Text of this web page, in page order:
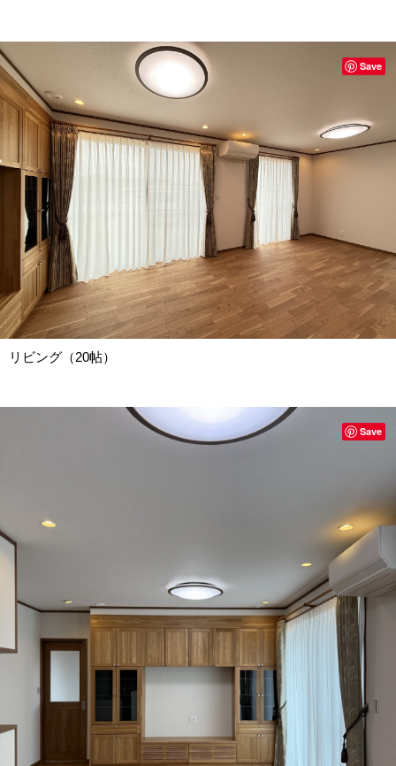
リビング（20帖）
Save
Save